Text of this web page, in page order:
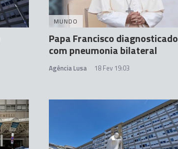
MUNDO
Papa Francisco diagnosticado
com pneumonia bilateral
Agência Lusa 18 Fev 19:03